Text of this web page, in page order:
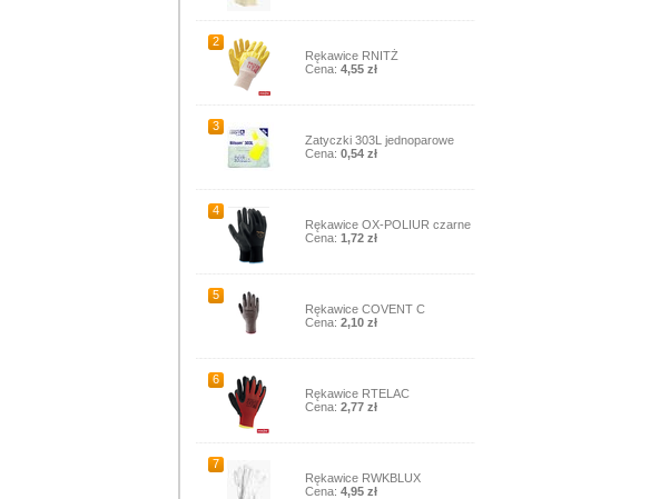
2
Rękawice RNITŻ
Cena: 4,55 zł
3
Zatyczki 303L jednoparowe
Cena: 0,54 zł
4
Rękawice OX-POLIUR czarne
Cena: 1,72 zł
5
Rękawice COVENT C
Cena: 2,10 zł
6
Rękawice RTELAC
Cena: 2,77 zł
7
Rękawice RWKBLUX
Cena: 4,95 zł